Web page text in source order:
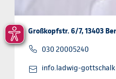
Großkopfstr. 6/7, 13403
030 20005240
info.ladwig-